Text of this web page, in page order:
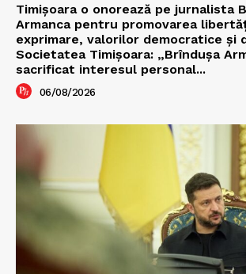
Timișoara o onorează pe jurnalista
Armanca pentru promovarea
exprimare, valorilor democratice și
Societatea Timișoara: „Brîndușa
sacrificat interesul personal...
06/08/2026